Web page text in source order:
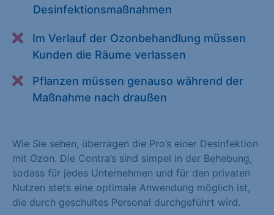
Desinfektionsmaßnahmen
Im Verlauf der Ozonbehandlung müssen
Kunden die Räume verlassen
Pflanzen müssen genauso während der
Maßnahme nach draußen
Wie Sie sehen, überragen die Pro’s einer Desinfektion
mit Ozon. Die Contra’s sind simpel in der Behebung,
sodass für jedes Unternehmen und für den privaten
Nutzen stets eine optimale Anwendung möglich ist,
die durch geschultes Personal durchgeführt wird.
Alle akzeptieren Speichern
Zurück
Essenzielle Cookies ermöglichen grundlegende Funktionen und
Statistiken (1)
Statistik Cookies erfassen Informationen anonym. Diese
Informationen helfen uns zu verstehen, wie unsere Besucher
unsere Website nutzen. Statistik Cookies erfassen Informationen